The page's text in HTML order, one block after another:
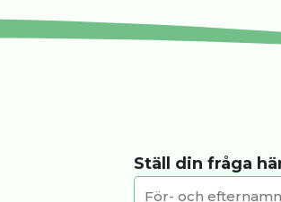
Ställ din fråga